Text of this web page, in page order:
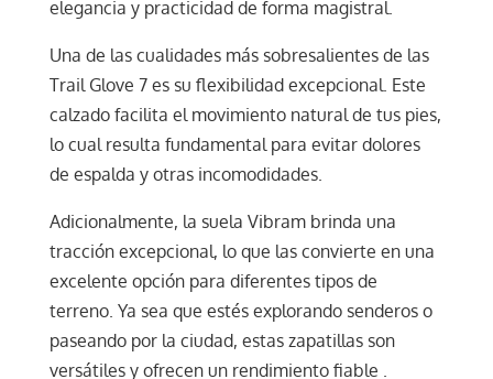
elegancia y practicidad de forma magistral.
Una de las cualidades más sobresalientes de las
Trail Glove 7 es su flexibilidad excepcional. Este
calzado facilita el movimiento natural de tus pies,
lo cual resulta fundamental para evitar dolores
de espalda y otras incomodidades.
Adicionalmente, la suela Vibram brinda una
tracción excepcional, lo que las convierte en una
excelente opción para diferentes tipos de
terreno. Ya sea que estés explorando senderos o
paseando por la ciudad, estas zapatillas son
versátiles y ofrecen un rendimiento fiable .